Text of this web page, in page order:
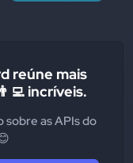
reúne mais
incríveis.
sobre as APIs do